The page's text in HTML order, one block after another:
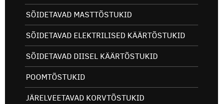
SÕIDETAVAD MASTTÕSTUKID
SÕIDETAVAD ELEKTRILISED KÄÄRTÕSTUKID
SÕIDETAVAD DIISEL KÄÄRTÕSTUKID
POOMTÕSTUKID
JÄRELVEETAVAD KORVTÕSTUKID